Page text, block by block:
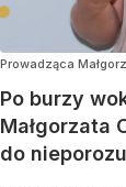
Prowadząca
Po burzy
Małgorzata
do